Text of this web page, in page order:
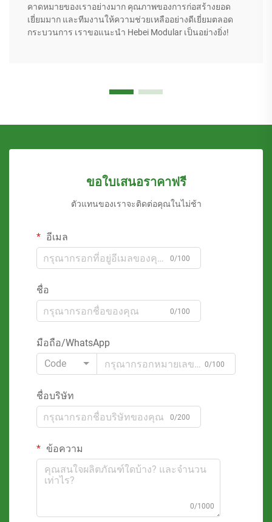
คาดหมายของเราอย่างมาก คุณภาพของการก่อสร้างยอด
เยี่ยมมาก และทีมงานให้ความช่วยเหลืออย่างดีเยี่ยมตลอด
กระบวนการ เราขอแนะนำ Hebei Modular เป็นอย่างยิ่ง!
ขอใบเสนอราคาฟรี
ตัวแทนของเราจะติดต่อคุณในไม่ช้า
อีเมล
0/100
ชื่อ
0/100
มือถือ/WhatsApp
Code
0/100
ชื่อบริษัท
0/200
ข้อความ
0/1000